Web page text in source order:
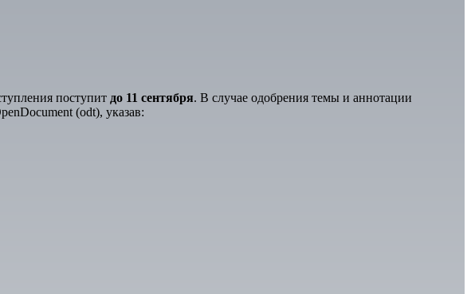
поступит до 11 сентября. В случае одобрения темы и аннотации
(odt), указав: